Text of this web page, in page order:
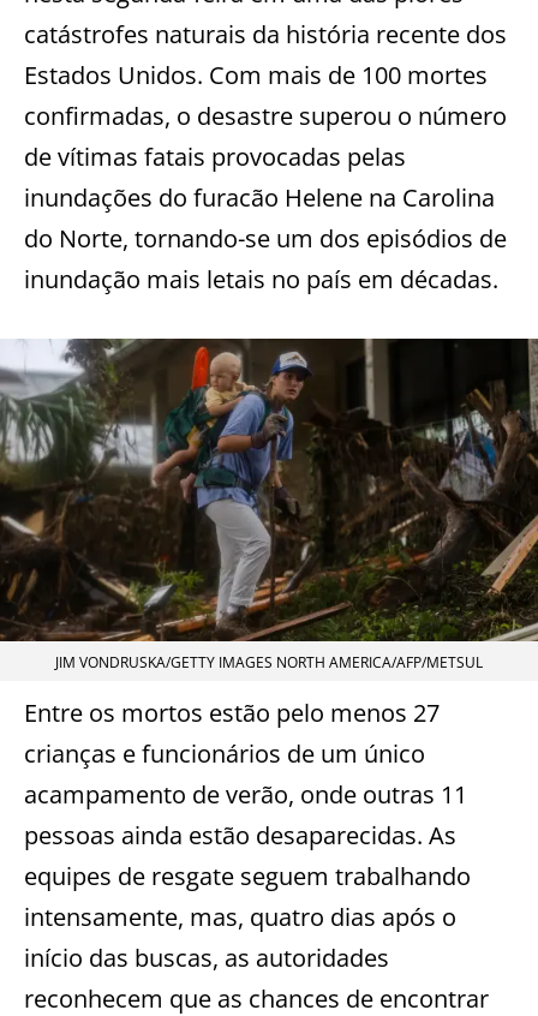
catástrofes naturais da história recente dos
Estados Unidos. Com mais de 100 mortes
confirmadas, o desastre superou o número
de vítimas fatais provocadas pelas
inundações do furacão Helene na Carolina
do Norte, tornando-se um dos episódios de
inundação mais letais no país em décadas.
JIM VONDRUSKA/GETTY IMAGES NORTH AMERICA/AFP/METSUL
Entre os mortos estão pelo menos 27
crianças e funcionários de um único
acampamento de verão, onde outras 11
pessoas ainda estão desaparecidas. As
equipes de resgate seguem trabalhando
intensamente, mas, quatro dias após o
início das buscas, as autoridades
reconhecem que as chances de encontrar